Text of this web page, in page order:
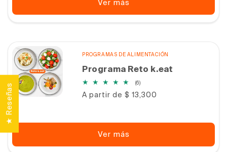
Ver más
PROGRAMAS DE ALIMENTACIÓN
Programa Reto k.eat
(6)6
totales
Precio
A partir de $ 13,300
Ver más
★ Reseñas